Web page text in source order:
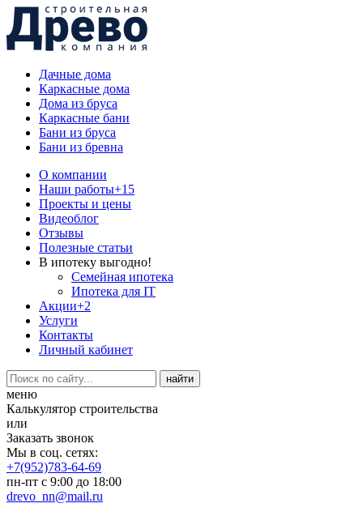
Дачные дома
Каркасные дома
Дома из бруса
Каркасные бани
Бани из бруса
Бани из бревна
О компании
Наши работы+15
Проекты и цены
Видеоблог
Отзывы
Полезные статьи
В ипотеку выгодно!
Семейная ипотека
Ипотека для IT
Акции+2
Услуги
Контакты
Личный кабинет
меню
Калькулятор строительства
или
Заказать звонок
Мы в соц. сетях:
+7(952)783-64-69
пн-пт с 9:00 до 18:00
drevo_nn@mail.ru